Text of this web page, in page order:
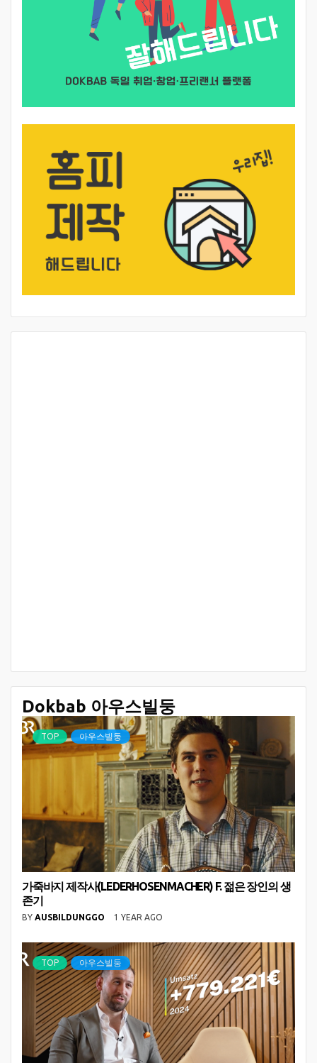
Dokbab 아우스빌둥
TOP 아우스빌둥
가죽바지 제작사(LEDERHOSENMACHER) F. 젊은 장인의 생
존기
BY AUSBILDUNGGO 1 YEAR AGO
TOP 아우스빌둥